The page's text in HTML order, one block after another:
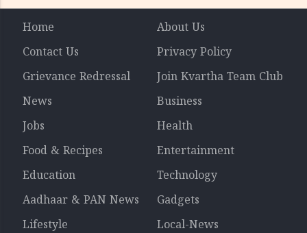
Home
About Us
Contact Us
Privacy Policy
Grievance Redressal
Join Kvartha Team Club
News
Business
Jobs
Health
Food & Recipes
Entertainment
Education
Technology
Aadhaar & PAN News
Gadgets
Lifestyle
Local-News